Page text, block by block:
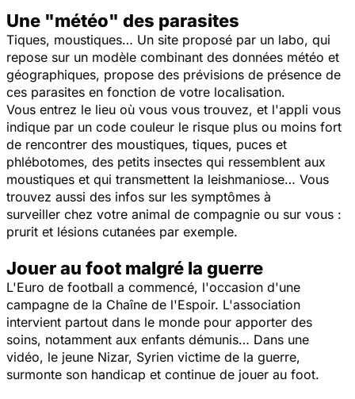
Une "météo" des parasites
Tiques, moustiques… Un site proposé par un labo, qui
repose sur un modèle combinant des données météo et
géographiques, propose des prévisions de présence de
ces parasites en fonction de votre localisation.
Vous entrez le lieu où vous vous trouvez, et l'appli vous
indique par un code couleur le risque plus ou moins fort
de rencontrer des moustiques, tiques, puces et
phlébotomes, des petits insectes qui ressemblent aux
moustiques et qui transmettent la leishmaniose… Vous
trouvez aussi des infos sur les symptômes à
surveiller chez votre animal de compagnie ou sur vous :
prurit et lésions cutanées par exemple.
Jouer au foot malgré la guerre
L'Euro de football a commencé, l'occasion d'une
campagne de la Chaîne de l'Espoir. L'association
intervient partout dans le monde pour apporter des
soins, notamment aux enfants démunis… Dans une
vidéo, le jeune Nizar, Syrien victime de la guerre,
surmonte son handicap et continue de jouer au foot.